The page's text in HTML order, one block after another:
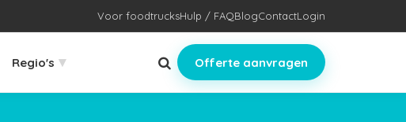
Voor foodtrucksHulp / FAQBlogContactLogin
Regio's ▾ Offerte aanvragen